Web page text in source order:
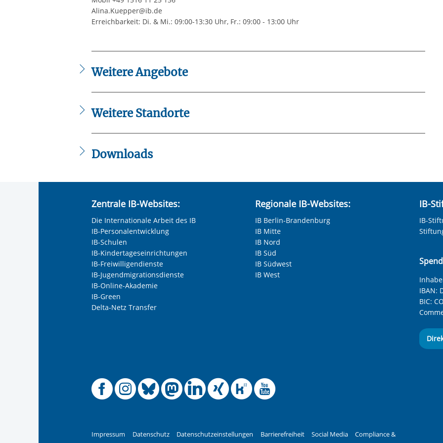
Alina.Kuepper@ib.de
Erreichbarkeit: Di. & Mi.: 09:00-13:30 Uhr, Fr.: 09:00 - 13:00 Uhr
Weitere Angebote
Weitere Standorte
Downloads
Zentrale IB-Websites:
Die Internationale Arbeit des IB
IB-Personalentwicklung
IB-Schulen
IB-Kindertageseinrichtungen
IB-Freiwilligendienste
IB-Jugendmigrationsdienste
IB-Online-Akademie
IB-Green
Delta-Netz Transfer
Regionale IB-Websites:
IB Berlin-Brandenburg
IB Mitte
IB Nord
IB Süd
IB Südwest
IB West
IB-
IB-
IBAN:
BIC:
Offizielle Facebook-Seite des
Offizielle Instagram-Seite des
Offizielle BlueSky-Seite des
Offizielle Mastodon-
Offizielle LinkedIn-
Offizielle Xing-Seite
Offizielle Kununu-
Impressum Datenschutz Datenschutzeinstellungen Barrierefreiheit Social Media
Compliance &